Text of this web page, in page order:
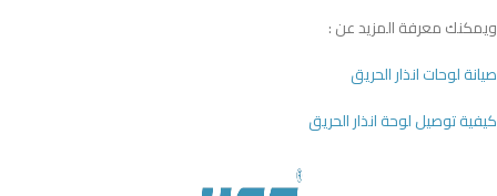
ويمكنك معرفة المزيد عن :
صيانة لوحات انذار الحريق
كيفية توصيل لوحة انذار الحريق​